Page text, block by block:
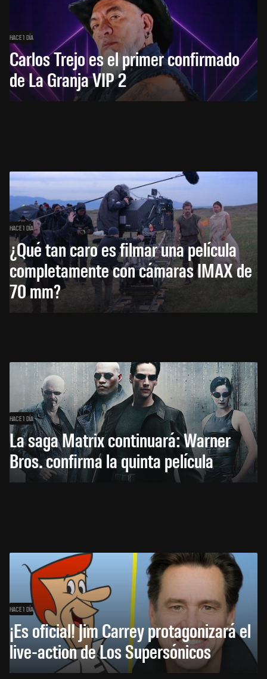
HACE 1 DÍA
Carlos Trejo es el primer confirmado
de La Granja VIP 2
HACE 1 DÍA
¿Qué tan caro es filmar una película
completamente con cámaras IMAX de
70 mm?
HACE 1 DÍA
La saga Matrix continuará: Warner
Bros. confirma la quinta película
HACE 1 DÍA
¡Es oficial! Jim Carrey protagonizará el
live-action de Los Supersónicos